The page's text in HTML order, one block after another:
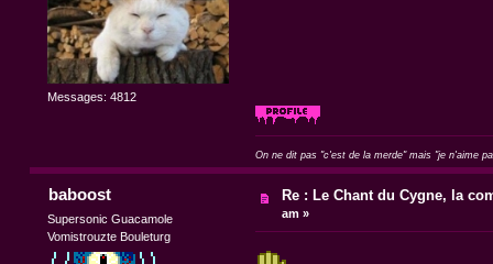
Messages: 4812
On ne dit pas "c'est de la merde" mais "je n'aime
baboost
Supersonic Guacamole
Vomistrouzte Bouleturg
Re : Le Chant du Cygne, la
am »